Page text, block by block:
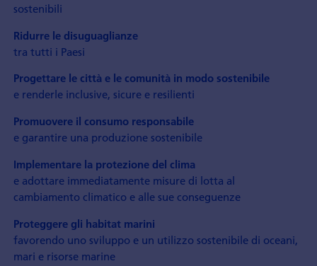
sostenibili
Ridurre le disuguaglianze
tra tutti i Paesi
Progettare le città e le comunità in modo sostenibile
e renderle inclusive, sicure e resilienti
Promuovere il consumo responsabile
e garantire una produzione sostenibile
Implementare la protezione del clima
e adottare immediatamente misure di lotta al
cambiamento climatico e alle sue conseguenze
Proteggere gli habitat marini
favorendo uno sviluppo e un utilizzo sostenibile di oceani,
mari e risorse marine